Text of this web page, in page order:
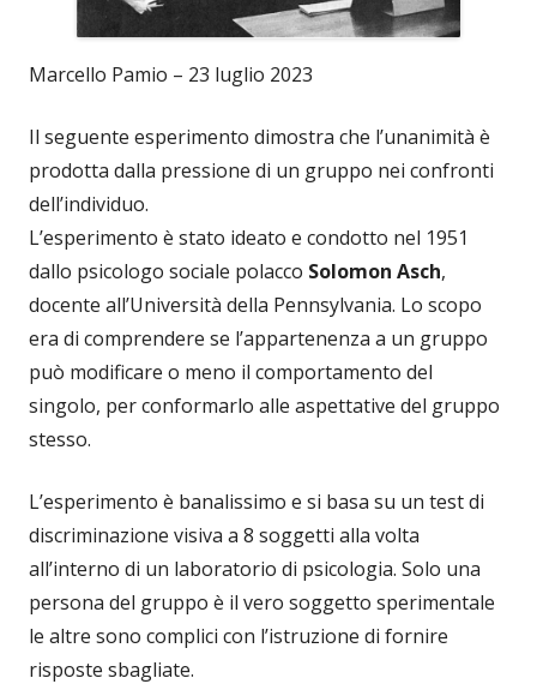
Marcello Pamio – 23 luglio 2023
Il seguente esperimento dimostra che l’unanimità è
prodotta dalla pressione di un gruppo nei confronti
dell’individuo.
L’esperimento è stato ideato e condotto nel 1951
dallo psicologo sociale polacco Solomon Asch,
docente all’Università della Pennsylvania. Lo scopo
era di comprendere se l’appartenenza a un gruppo
può modificare o meno il comportamento del
singolo, per conformarlo alle aspettative del gruppo
stesso.
L’esperimento è banalissimo e si basa su un test di
discriminazione visiva a 8 soggetti alla volta
all’interno di un laboratorio di psicologia. Solo una
persona del gruppo è il vero soggetto sperimentale
le altre sono complici con l’istruzione di fornire
risposte sbagliate.